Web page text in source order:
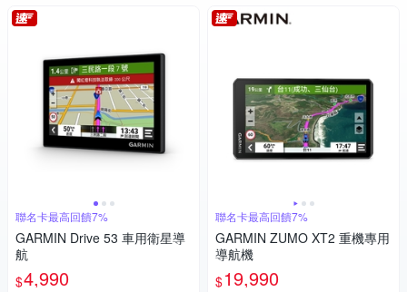
聯名卡最高回饋7%
GARMIN Drive 53 車用衛星導
航
$4,990
聯名卡最高回饋7%
GARMIN ZUMO XT2 重機專用
導航機
$19,990